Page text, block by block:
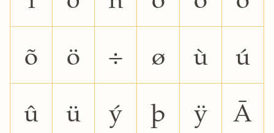
õ
ö ÷ ø ù
ú
û
ü ý þ ÿ Ā